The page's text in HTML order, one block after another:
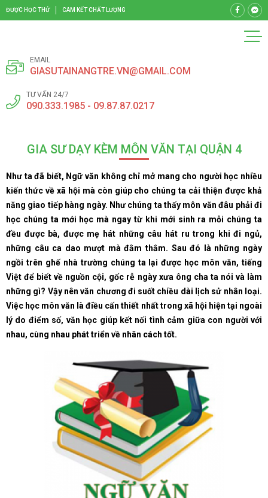
ĐƯỢC HỌC THỬ CAM KẾT CHẤT LƯỢNG
EMAIL
GIASUTAINANGTRE.VN@GMAIL.COM
TƯ VẤN 24/7
090.333.1985 - 09.87.87.0217
GIA SƯ DẠY KÈM MÔN VĂN TẠI QUẬN 4
Như ta đã biết, Ngữ văn không chỉ mở mang cho người học nhiều
kiến thức về xã hội mà còn giúp cho chúng ta cải thiện được khả
năng giao tiếp hàng ngày. Như chúng ta thấy môn văn đâu phải đi
học chúng ta mới học mà ngay từ khi mới sinh ra mỗi chúng ta
đều được bà, được mẹ hát những câu hát ru trong khi đi ngủ,
những câu ca dao mượt mà đằm thắm. Sau đó là những ngày
ngồi trên ghế nhà trường chúng ta lại được học môn văn, tiếng
Việt để biết về nguồn cội, gốc rễ ngày xưa ông cha ta nói và làm
những gì? Vậy nên văn chương đi suốt chiều dài lịch sử nhân loại.
Việc học môn văn là điều cấn thiết nhất trong xã hội hiện tại ngoài
lý do điểm số, văn học giúp kết nối tình cảm giữa con người với
nhau, cùng nhau phát triển về nhân cách tốt.